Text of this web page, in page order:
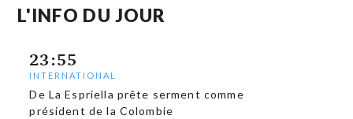
L'INFO DU JOUR
23:55
INTERNATIONAL
De La Espriella prête serment comme
président de la Colombie